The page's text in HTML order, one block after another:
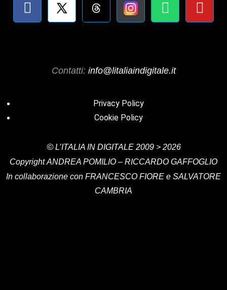
Contatti: info@litaliaindigitale.it
Privacy Policy
Cookie Policy
© L’ITALIA IN DIGITALE2009 > 2026
CopyrightANDREA POMILIO – RICCARDO GAFFOGLIO
In collaborazione con FRANCESCO FIORE e SALVATORE
CAMBRIA